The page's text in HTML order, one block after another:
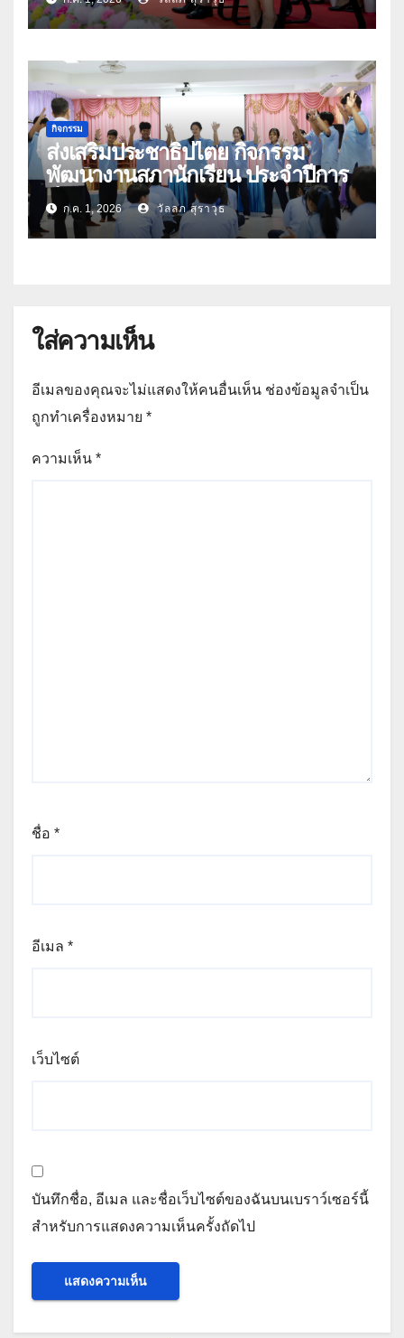
กิจกรรม
ส่งเสริมประชาธิปไตย กิจกรรม
พัฒนางานสภานักเรียน ประจำปีการ
ศึกษา 2569
ก.ค. 1, 2026 วัลลภ สุราวุธ
ใส่ความเห็น
อีเมลของคุณจะไม่แสดงให้คนอื่นเห็น ช่องข้อมูลจำเป็น
ถูกทำเครื่องหมาย *
ความเห็น *
ชื่อ *
อีเมล *
เว็บไซต์
บันทึกชื่อ, อีเมล และชื่อเว็บไซต์ของฉันบนเบราว์เซอร์นี้
สำหรับการแสดงความเห็นครั้งถัดไป